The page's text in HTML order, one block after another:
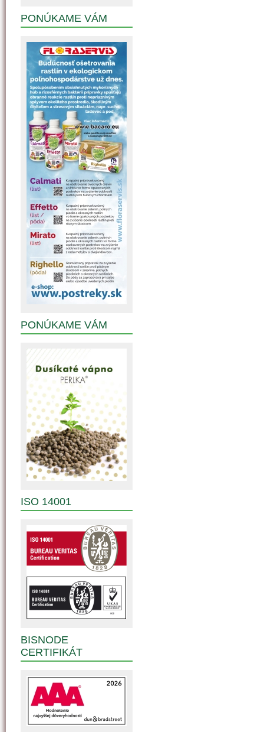
PONÚKAME VÁM
PONÚKAME VÁM
ISO 14001
BISNODE
CERTIFIKÁT